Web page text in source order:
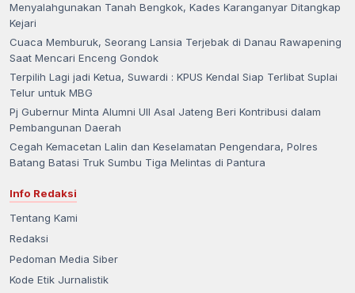
Menyalahgunakan Tanah Bengkok, Kades Karanganyar Ditangkap
Kejari
Cuaca Memburuk, Seorang Lansia Terjebak di Danau Rawapening
Saat Mencari Enceng Gondok
Terpilih Lagi jadi Ketua, Suwardi : KPUS Kendal Siap Terlibat Suplai
Telur untuk MBG
Pj Gubernur Minta Alumni UII Asal Jateng Beri Kontribusi dalam
Pembangunan Daerah
Cegah Kemacetan Lalin dan Keselamatan Pengendara, Polres
Batang Batasi Truk Sumbu Tiga Melintas di Pantura
Info Redaksi
Tentang Kami
Redaksi
Pedoman Media Siber
Kode Etik Jurnalistik